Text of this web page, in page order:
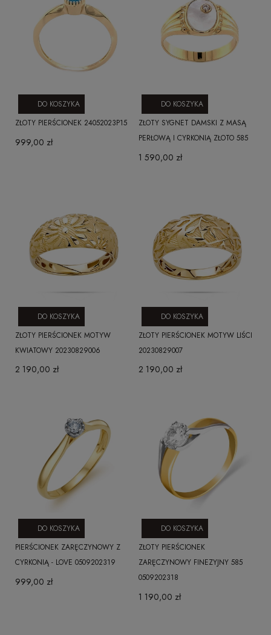
ZŁOTY PIERŚCIONEK 24052023P15
999,00 zł
DO KOSZYKA
ZŁOTY SYGNET DAMSKI Z MASĄ
PERŁOWĄ I CYRKONIĄ ZŁOTO 585
1 590,00 zł
DO KOSZYKA
ZŁOTY PIERŚCIONEK MOTYW
KWIATOWY 20230829006
2 190,00 zł
DO KOSZYKA
ZŁOTY PIERŚCIONEK MOTYW LIŚCI
20230829007
2 190,00 zł
DO KOSZYKA
PIERŚCIONEK ZARĘCZYNOWY Z
CYRKONIĄ - LOVE 0509202319
999,00 zł
DO KOSZYKA
ZŁOTY PIERŚCIONEK
ZARĘCZYNOWY FINEZYJNY 585
0509202318
1 190,00 zł
DO KOSZYKA